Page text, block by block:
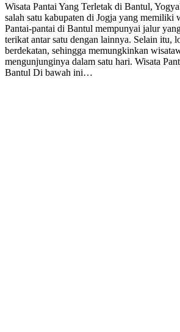
Wisata Pantai Yang Terletak di Bantul,
salah satu kabupaten di Jogja yang memiliki
Pantai-pantai di Bantul mempunyai jalur
terikat antar satu dengan lainnya. Selain itu,
berdekatan, sehingga memungkinkan
mengunjunginya dalam satu hari. Wisata
Bantul Di bawah ini…